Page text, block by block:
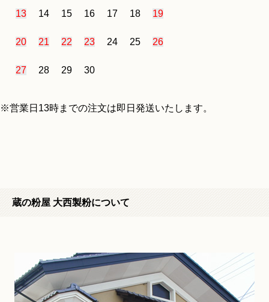
13 14 15 16 17 18 19
20 21 22 23 24 25 26
27 28 29 30
※営業日13時までの注文は即日発送いたします。
蔵の粉屋 大西製粉について